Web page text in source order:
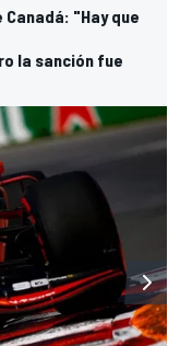
"Hay que
la sanción fue